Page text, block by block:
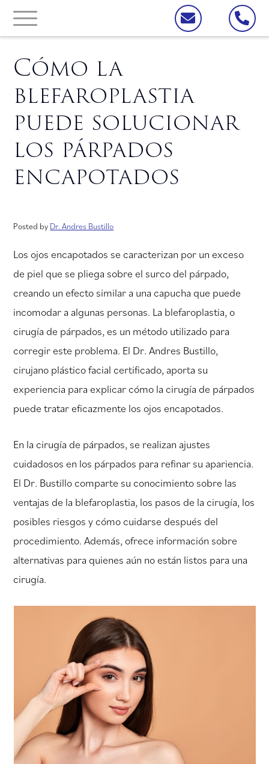
Cómo la
blefaroplastia
puede solucionar
los párpados
encapotados
Posted by Dr. Andres Bustillo
Los ojos encapotados se caracterizan por un exceso
de piel que se pliega sobre el surco del párpado,
creando un efecto similar a una capucha que puede
incomodar a algunas personas. La blefaroplastia, o
cirugía de párpados, es un método utilizado para
corregir este problema. El Dr. Andres Bustillo,
cirujano plástico facial certificado, aporta su
experiencia para explicar cómo la cirugía de párpados
puede tratar eficazmente los ojos encapotados.
En la cirugía de párpados, se realizan ajustes
cuidadosos en los párpados para refinar su apariencia.
El Dr. Bustillo comparte su conocimiento sobre las
ventajas de la blefaroplastia, los pasos de la cirugía, los
posibles riesgos y cómo cuidarse después del
procedimiento. Además, ofrece información sobre
alternativas para quienes aún no están listos para una
cirugía.